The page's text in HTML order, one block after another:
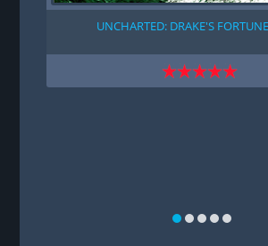
UNCHARTED: DRAKE'S